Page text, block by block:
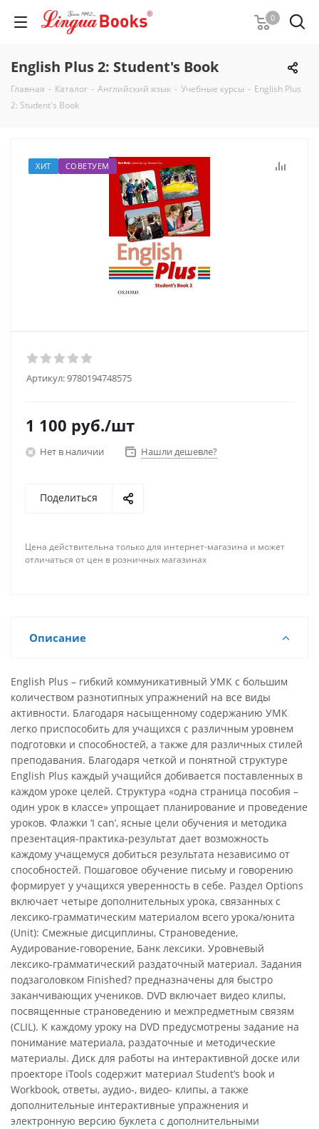
0
English Plus 2: Student's Book
Главная - Каталог - Английский язык - Учебные курсы - English Plus
2: Student's Book
ХИТ СОВЕТУЕМ
Артикул:9780194748575
1 100 руб./шт
Нет в наличии Нашли дешевле?
Поделиться
Цена действительна только для интернет-магазина и может
отличаться от цен в розничных магазинах
Описание
English Plus – гибкий коммуникативный УМК с большим
количеством разнотипных упражнений на все виды
активности. Благодаря насыщенному содержанию УМК
легко приспособить для учащихся с различным уровнем
подготовки и способностей, а также для различных стилей
преподавания. Благодаря четкой и понятной структуре
English Plus каждый учащийся добивается поставленных в
каждом уроке целей. Структура «одна страница пособия –
один урок в классе» упрощает планирование и проведение
уроков. Флажки ‘I can’, ясные цели обучения и методика
презентация-практика-результат дает возможность
каждому учащемуся добиться результата независимо от
способностей. Пошаговое обучение письму и говорению
формирует у учащихся уверенность в себе. Раздел Options
включает четыре дополнительных урока, связанных с
лексико-грамматическим материалом всего урока/юнита
(Unit): Смежные дисциплины, Страноведение,
Аудирование-говорение, Банк лексики. Уровневый
лексико-грамматический раздаточный материал. Задания
подзаголовком Finished? предназначены для быстро
заканчивающих учеников. DVD включает видео клипы,
посвященные страноведению и межпредметным связям
(CLIL). К каждому уроку на DVD предусмотрены задание на
понимание материала, раздаточные и методические
материалы. Диск для работы на интерактивной доске или
проекторе iTools содержит материал Student’s book и
Workbook, ответы, аудио-, видео- клипы, а также
дополнительные интерактивные упражнения и
электронную версию буклета с дополнительными